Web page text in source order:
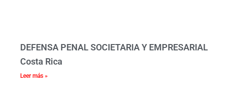
DEFENSA PENAL SOCIETARIA Y EMPRESARIAL
Costa Rica
Leer más »